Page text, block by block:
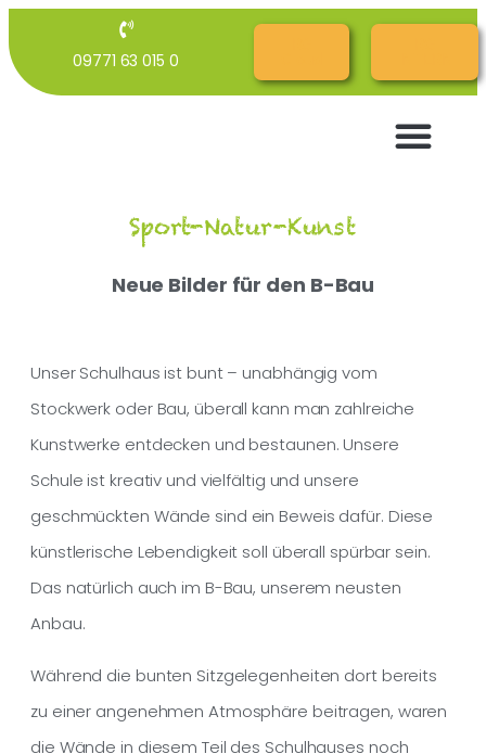
09771 63 015 0
Sport-Natur-Kunst
Neue Bilder für den B-Bau
Unser Schulhaus ist bunt – unabhängig vom
Stockwerk oder Bau, überall kann man zahlreiche
Kunstwerke entdecken und bestaunen. Unsere
Schule ist kreativ und vielfältig und unsere
geschmückten Wände sind ein Beweis dafür. Diese
künstlerische Lebendigkeit soll überall spürbar sein.
Das natürlich auch im B-Bau, unserem neusten
Anbau.
Während die bunten Sitzgelegenheiten dort bereits
zu einer angenehmen Atmosphäre beitragen, waren
die Wände in diesem Teil des Schulhauses noch